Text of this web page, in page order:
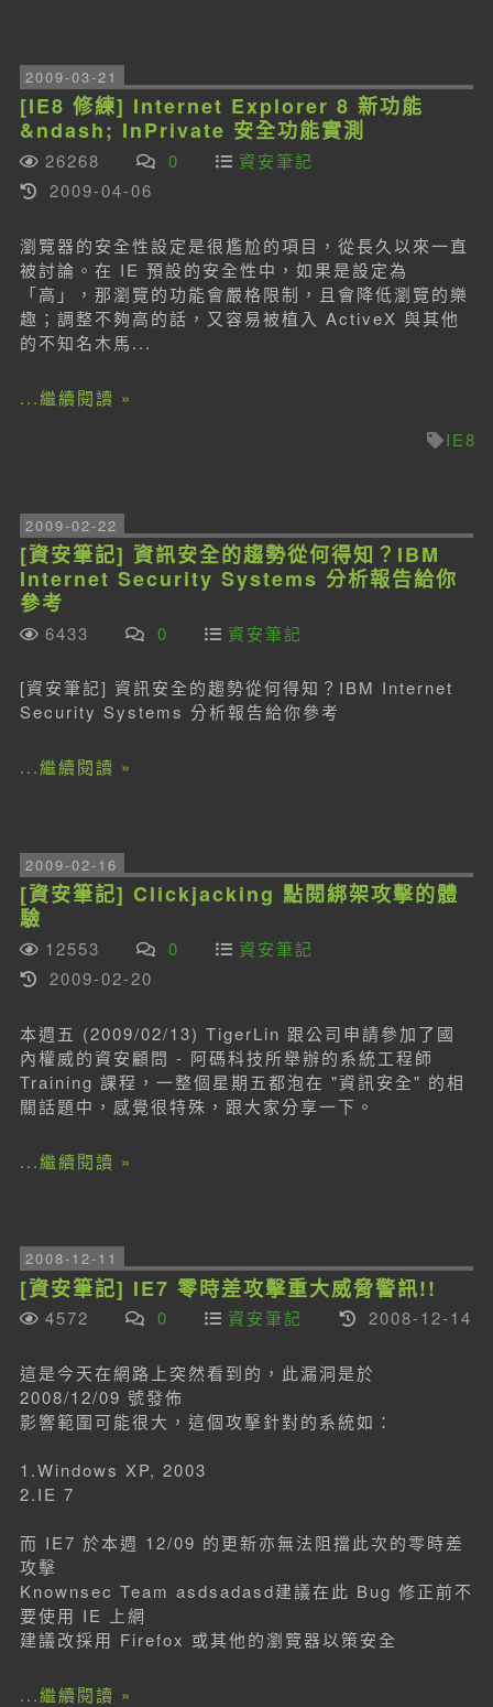
2009-03-21
[IE8 修練] Internet Explorer 8 新功能
&ndash; InPrivate 安全功能實測
26268 0
資安筆記
2009-04-06
瀏覽器的安全性設定是很尷尬的項目，從長久以來一直
被討論。在 IE 預設的安全性中，如果是設定為
「高」，那瀏覽的功能會嚴格限制，且會降低瀏覽的樂
趣；調整不夠高的話，又容易被植入 ActiveX 與其他
的不知名木馬...
...繼續閱讀 »
IE8
2009-02-22
[資安筆記] 資訊安全的趨勢從何得知？IBM
Internet Security Systems 分析報告給你
參考
6433 0 資安筆記
[資安筆記] 資訊安全的趨勢從何得知？IBM Internet
Security Systems 分析報告給你參考
...繼續閱讀 »
2009-02-16
[資安筆記] Clickjacking 點閱綁架攻擊的體
驗
12553 0
資安筆記
2009-02-20
本週五 (2009/02/13) TigerLin 跟公司申請參加了國
內權威的資安顧問 - 阿碼科技所舉辦的系統工程師
Training 課程，一整個星期五都泡在 "資訊安全" 的相
關話題中，感覺很特殊，跟大家分享一下。
...繼續閱讀 »
2008-12-11
[資安筆記] IE7 零時差攻擊重大威脅警訊!!
4572 0 資安筆記 2008-12-14
這是今天在網路上突然看到的，此漏洞是於
2008/12/09 號發佈
影響範圍可能很大，這個攻擊針對的系統如：
1.Windows XP, 2003
2.IE 7
而 IE7 於本週 12/09 的更新亦無法阻擋此次的零時差
攻擊
Knownsec Team asdsadasd建議在此 Bug 修正前不
要使用 IE 上網
建議改採用 Firefox 或其他的瀏覽器以策安全
...繼續閱讀 »